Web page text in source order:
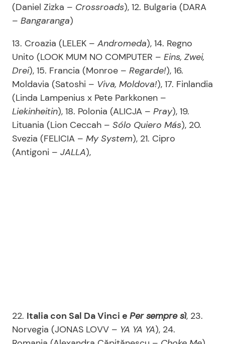
(Daniel Zizka – Crossroads), 12. Bulgaria (DARA
– Bangaranga)
13. Croazia (LELEK – Andromeda), 14. Regno
Unito (LOOK MUM NO COMPUTER – Eins, Zwei,
Drei), 15. Francia (Monroe – Regarde!), 16.
Moldavia (Satoshi – Viva, Moldova!), 17. Finlandia
(Linda Lampenius x Pete Parkkonen –
Liekinheitin), 18. Polonia (ALICJA – Pray), 19.
Lituania (Lion Ceccah – Sólo Quiero Más), 20.
Svezia (FELICIA – My System), 21. Cipro
(Antigoni – JALLA),
22. Italia con Sal Da Vinci e Per sempre sì, 23.
Norvegia (JONAS LOVV – YA YA YA), 24.